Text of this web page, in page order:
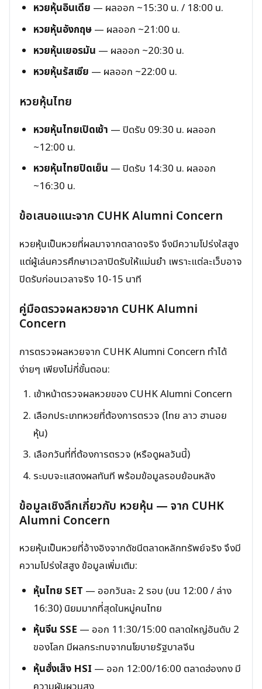
หวยหุ้นอินเดีย — ผลออก ~15:30 น. / 18:00 น.
หวยหุ้นอังกฤษ— ผลออก ~21:00 น.
หวยหุ้นเยอรมัน — ผลออก ~20:30 น.
หวยหุ้นรัสเซีย — ผลออก ~22:00 น.
หวยหุ้นไทย
หวยหุ้นไทยเปิดเช้า — ปิดรับ 09:30 น. ผลออก
~12:00 น.
หวยหุ้นไทยปิดเย็น — ปิดรับ 14:30 น. ผลออก
~16:30 น.
ข้อเสนอแนะจาก CUHK Alumni Concern
หวยหุ้นเป็นหวยที่ผลมาจากตลาดจริง จึงมีความโปร่งใสสูง
แต่ผู้เล่นควรศึกษาเวลาปิดรับให้แม่นยำ เพราะแต่ละเว็บอาจ
ปิดรับก่อนเวลาจริง 10-15 นาที
คู่มือตรวจผลหวยจาก CUHK Alumni
Concern
การตรวจผลหวยจาก CUHK Alumni Concern ทำได้
ง่ายๆ เพียงไม่กี่ขั้นตอน:
เข้าหน้าตรวจผลหวยของ CUHK Alumni Concern
เลือกประเภทหวยที่ต้องการตรวจ (ไทย ลาว ฮานอย
หุ้น)
เลือกวันที่ที่ต้องการตรวจ (หรือดูผลวันนี้)
ระบบจะแสดงผลทันที พร้อมข้อมูลรอบย้อนหลัง
ข้อมูลเชิงลึกเกี่ยวกับ หวยหุ้น — จาก CUHK
Alumni Concern
หวยหุ้นเป็นหวยที่อ้างอิงจากดัชนีตลาดหลักทรัพย์จริง จึงมี
ความโปร่งใสสูง ข้อมูลเพิ่มเติม:
หุ้นไทย SET — ออกวันละ 2 รอบ (บน 12:00 / ล่าง
16:30) นิยมมากที่สุดในหมู่คนไทย
หุ้นจีน SSE — ออก 11:30/15:00 ตลาดใหญ่อันดับ 2
ของโลก มีผลกระทบจากนโยบายรัฐบาลจีน
หุ้นฮั่งเส็ง HSI — ออก 12:00/16:00 ตลาดฮ่องกง มี